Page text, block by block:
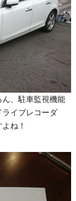
、駐車監視機能
ライブレコーダ
ね！